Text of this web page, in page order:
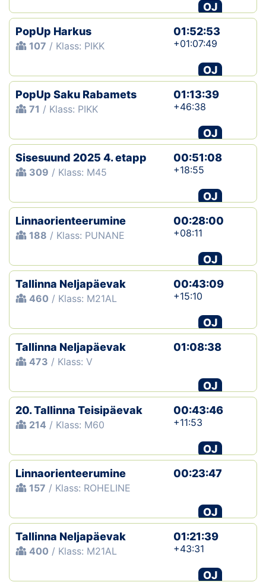
OJ
PopUp Harkus
107 / Klass: PIKK
01:52:53
+01:07:49
OJ
PopUp Saku Rabamets
71 / Klass: PIKK
01:13:39
+46:38
OJ
Sisesuund 2025 4. etapp
309 / Klass: M45
00:51:08
+18:55
OJ
Linnaorienteerumine
188 / Klass: PUNANE
00:28:00
+08:11
OJ
Tallinna Neljapäevak
460 / Klass: M21AL
00:43:09
+15:10
OJ
Tallinna Neljapäevak
473 / Klass: V
01:08:38
OJ
20. Tallinna Teisipäevak
214 / Klass: M60
00:43:46
+11:53
OJ
Linnaorienteerumine
157 / Klass: ROHELINE
00:23:47
OJ
Tallinna Neljapäevak
400 / Klass: M21AL
01:21:39
+43:31
OJ